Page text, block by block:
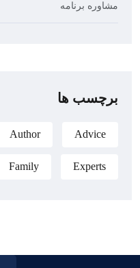
مشاوره برنامه
برچسب ها
Advice
Author
Experts
Family